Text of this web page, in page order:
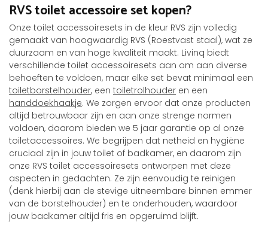
RVS toilet accessoire set kopen?
Onze toilet accessoiresets in de kleur RVS zijn volledig
gemaakt van hoogwaardig RVS (Roestvast staal), wat ze
duurzaam en van hoge kwaliteit maakt. Livinq biedt
verschillende toilet accessoiresets aan om aan diverse
behoeften te voldoen, maar elke set bevat minimaal een
toiletborstelhouder, een toiletrolhouder en een
handdoekhaakje. We zorgen ervoor dat onze producten
altijd betrouwbaar zijn en aan onze strenge normen
voldoen, daarom bieden we 5 jaar garantie op al onze
toiletaccessoires. We begrijpen dat netheid en hygiëne
cruciaal zijn in jouw toilet of badkamer, en daarom zijn
onze RVS toilet accessoiresets ontworpen met deze
aspecten in gedachten. Ze zijn eenvoudig te reinigen
(denk hierbij aan de stevige uitneembare binnen emmer
van de borstelhouder) en te onderhouden, waardoor
jouw badkamer altijd fris en opgeruimd blijft.